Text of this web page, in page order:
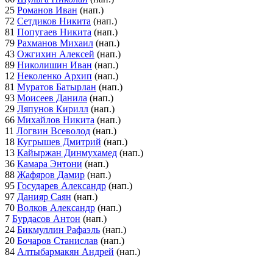
25 Романов Иван (нап.)
72 Сетдиков Никита (нап.)
81 Попугаев Никита (нап.)
79 Рахманов Михаил (нап.)
43 Ожгихин Алексей (нап.)
89 Николишин Иван (нап.)
12 Неколенко Архип (нап.)
81 Муратов Батырлан (нап.)
93 Моисеев Данила (нап.)
29 Ляпунов Кирилл (нап.)
66 Михайлов Никита (нап.)
11 Логвин Всеволод (нап.)
18 Кугрышев Дмитрий (нап.)
13 Кайыржан Динмухамед (нап.)
36 Камара Энтони (нап.)
88 Жафяров Дамир (нап.)
95 Государев Александр (нап.)
97 Данияр Саян (нап.)
70 Волков Александр (нап.)
7 Бурдасов Антон (нап.)
24 Бикмуллин Рафаэль (нап.)
20 Бочаров Станислав (нап.)
84 Алтыбармакян Андрей (нап.)